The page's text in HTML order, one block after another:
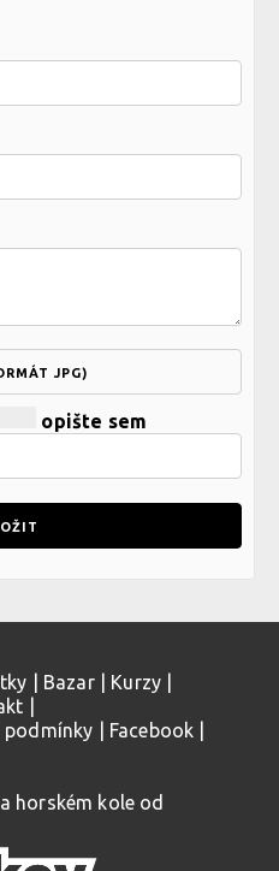
JPG)
opište sem
Bazar| Kurzy
podmínky Facebook
horském kole od